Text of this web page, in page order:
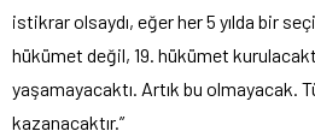
istikrar olsaydı, eğer her 5 yılda bir
hükümet değil, 19. hükümet
yaşamayacaktı. Artık bu olmayacak.
kazanacaktır.”